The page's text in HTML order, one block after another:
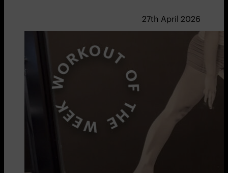
27th April 2026